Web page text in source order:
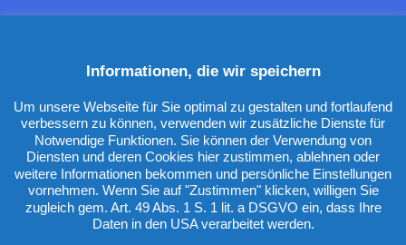
KATEGORIEN
Informationen, die wir speichern
Um unsere Webseite für Sie optimal zu gestalten und fortlaufend
verbessern zu können, verwenden wir zusätzliche Dienste für
Notwendige Funktionen. Sie können der Verwendung von
Diensten und deren Cookies hier zustimmen, ablehnen oder
weitere Informationen bekommen und persönliche Einstellungen
vornehmen. Wenn Sie auf "Zustimmen" klicken, willigen Sie
zugleich gem. Art. 49 Abs. 1 S. 1 lit. a DSGVO ein, dass Ihre
Daten in den USA verarbeitet werden.